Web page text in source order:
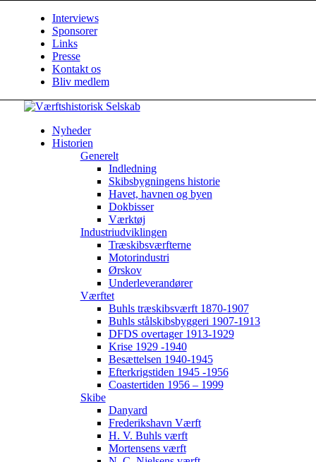
Interviews
Sponsorer
Links
Presse
Kontakt os
Bliv medlem
Nyheder
Historien
Generelt
Indledning
Skibsbygningens historie
Havet, havnen og byen
Dokbisser
Værktøj
Industriudviklingen
Træskibsværfterne
Motorindustri
Ørskov
Underleverandører
Værftet
Buhls træskibsværft 1870-1907
Buhls stålskibsbyggeri 1907-1913
DFDS overtager 1913-1929
Krise 1929 -1940
Besættelsen 1940-1945
Efterkrigstiden 1945 -1956
Coastertiden 1956 – 1999
Skibe
Danyard
Frederikshavn Værft
H. V. Buhls værft
Mortensens værft